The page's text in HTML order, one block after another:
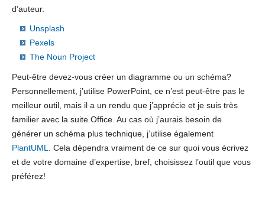
d’auteur.
Unsplash
Pexels
The Noun Project
Peut-être devez-vous créer un diagramme ou un schéma?
Personnellement, j’utilise PowerPoint, ce n’est peut-être pas le
meilleur outil, mais il a un rendu que j’apprécie et je suis très
familier avec la suite Office. Au cas où j’aurais besoin de
générer un schéma plus technique, j’utilise également
PlantUML
. Cela dépendra vraiment de ce sur quoi vous écrivez
et de votre domaine d’expertise, bref, choisissez l’outil que vous
préférez!